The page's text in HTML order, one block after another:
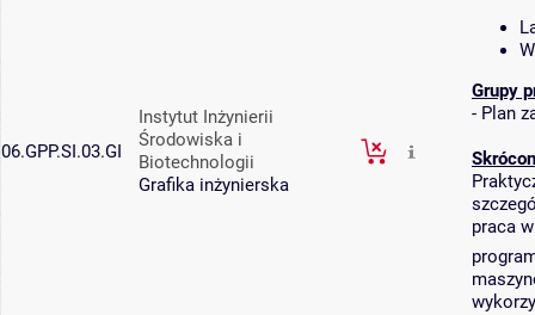
06.GPP.SI.03.GI
Instytut Inżynierii
Środowiska i
Biotechnologii
Grafika inżynierska
Grupy
- Plan
praca w